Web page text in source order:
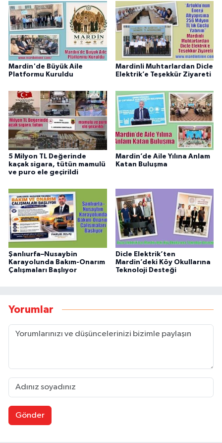
Mardin'de Büyük Aile
Platformu Kuruldu
Mardinli Muhtarlardan Dicle
Elektrik’e Teşekkür Ziyareti
5 Milyon TL Değerinde
kaçak sigara, tütün mamulü
ve puro ele geçirildi
Mardin’de Aile Yılına Anlam
Katan Buluşma
Şanlıurfa–Nusaybin
Karayolunda Bakım-Onarım
Çalışmaları Başlıyor
Dicle Elektrik’ten
Mardin’deki Köy Okullarına
Teknoloji Desteği
Yorumlar
Gönder